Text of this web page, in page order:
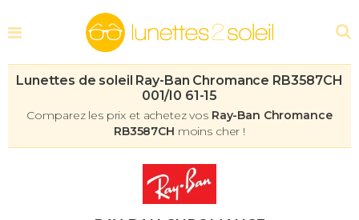
Lunettes de soleil Ray-Ban Chromance RB3587CH
001/I0 61-15
Comparez les prix et achetez vos Ray-Ban Chromance
RB3587CH moins cher !